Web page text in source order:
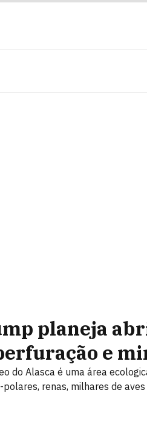
planeja
e
do Alasca é uma área
renas, milhares de